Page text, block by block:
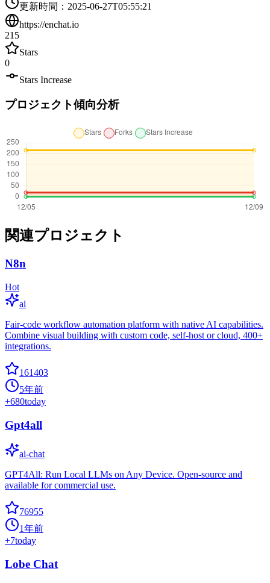
更新時間 ： 2025-06-27T05:55:21
https://enchat.io
215
Stars
0
Stars Increase
プロジェクト傾向分析
関連プロジェクト
N8n
Hot
ai
Fair-code workflow automation platform with native AI capabilities.
Combine visual building with custom code, self-host or cloud, 400+
integrations.
161403
5年前
+680today
Gpt4all
ai-chat
GPT4All: Run Local LLMs on Any Device. Open-source and
available for commercial use.
76955
1年前
+7today
Lobe Chat